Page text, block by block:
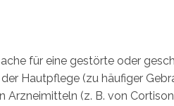
für eine gestörte oder
Hautpflege (zu häufiger
(z. B. von